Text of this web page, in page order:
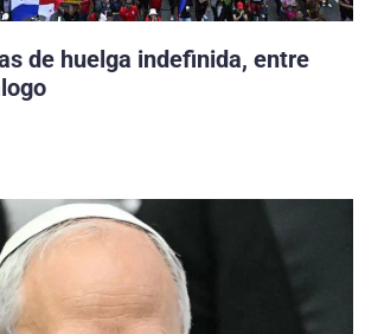
de huelga indefinida, entre